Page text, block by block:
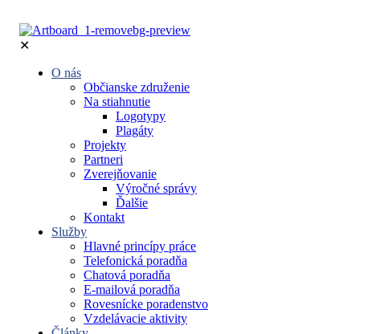
✕
O nás
Občianske združenie
Na stiahnutie
Logotypy
Plagáty
Projekty
Partneri
Zverejňovanie
Výročné správy
Ďalšie
Kontakt
Služby
Hlavné princípy práce
Telefonická poradňa
Chatová poradňa
E-mailová poradňa
Rovesnícke poradenstvo
Vzdelávacie aktivity